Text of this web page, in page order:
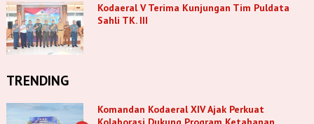
Kodaeral V Terima Kunjungan Tim Puldata
Sahli TK. III
TRENDING
Komandan Kodaeral XIV Ajak Perkuat